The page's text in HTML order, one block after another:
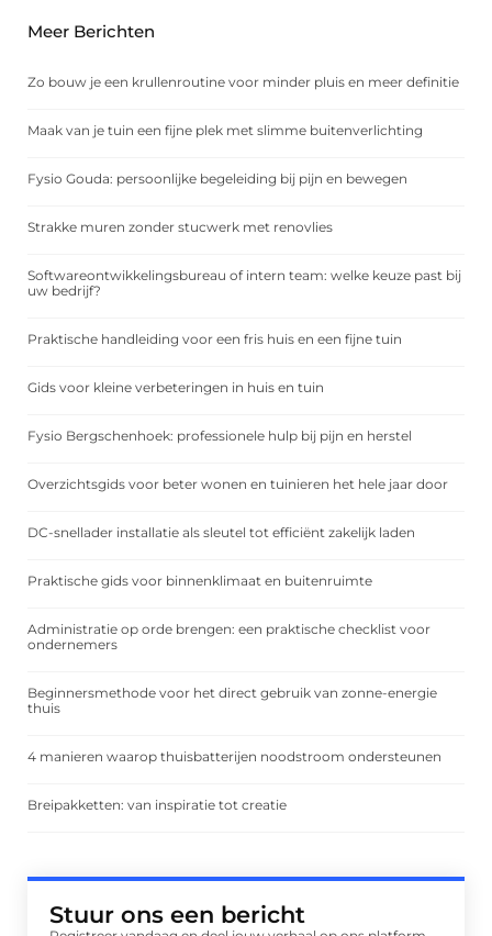
Meer Berichten
Zo bouw je een krullenroutine voor minder pluis en meer definitie
Maak van je tuin een fijne plek met slimme buitenverlichting
Fysio Gouda: persoonlijke begeleiding bij pijn en bewegen
Strakke muren zonder stucwerk met renovlies
Softwareontwikkelingsbureau of intern team: welke keuze past bij
uw bedrijf?
Praktische handleiding voor een fris huis en een fijne tuin
Gids voor kleine verbeteringen in huis en tuin
Fysio Bergschenhoek: professionele hulp bij pijn en herstel
Overzichtsgids voor beter wonen en tuinieren het hele jaar door
DC-snellader installatie als sleutel tot efficiënt zakelijk laden
Praktische gids voor binnenklimaat en buitenruimte
Administratie op orde brengen: een praktische checklist voor
ondernemers
Beginnersmethode voor het direct gebruik van zonne-energie
thuis
4 manieren waarop thuisbatterijen noodstroom ondersteunen
Breipakketten: van inspiratie tot creatie
Stuur ons een bericht